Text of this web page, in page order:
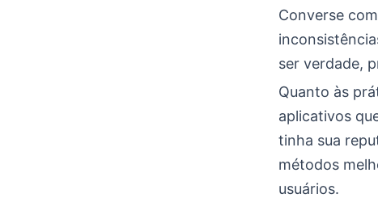
Converse
ser verdade,
Quanto às
aplicativos
tinha sua
métodos
usuários.